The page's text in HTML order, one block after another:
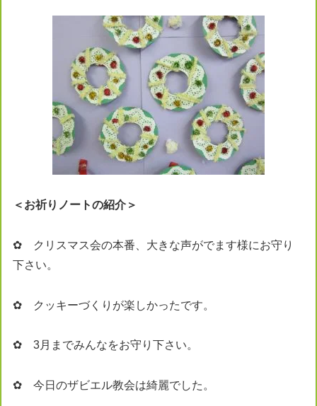
＜お祈り ノートの紹介＞
✿ クリスマス会の本番、大きな声がでます様にお守り
下さい。
✿ クッキーづくりが楽しかったです。
✿ 3月までみんなをお守り下さい。
✿ 今日のザビエル教会は綺麗でした。